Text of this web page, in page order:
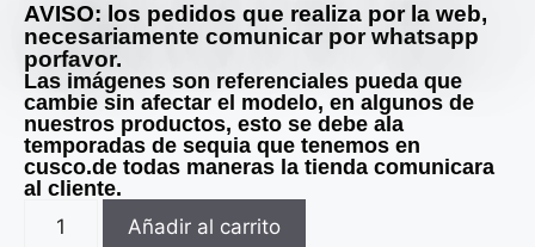
AVISO: los pedidos que realiza por la web,
necesariamente comunicar por whatsapp
porfavor.
Las imágenes son referenciales pueda que
cambie sin afectar el modelo, en algunos de
nuestros productos, esto se debe ala
temporadas de sequia que tenemos en
cusco.de todas maneras la tienda comunicara
al cliente.
Añadir al carrito